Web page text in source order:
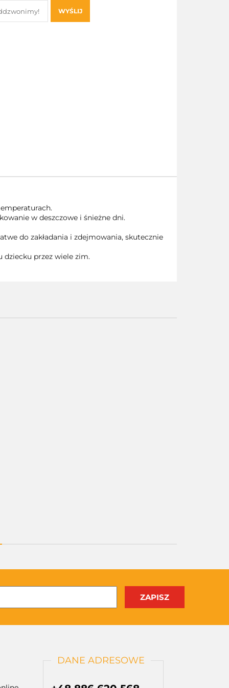
WYŚLIJ
w deszczowe i śnieżne dni.
do zakładania i zdejmowania, skutecznie
dziecku przez wiele zim.
DANE ADRESOWE